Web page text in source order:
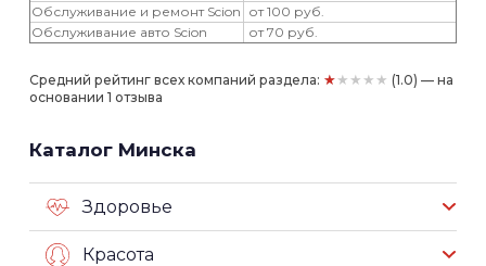
Обслуживание и ремонт Scion от 100 руб.
Обслуживание авто Scion
от 70 руб.
Средний рейтинг всех компаний раздела: ★★★★★ (1.0) — на
основании 1 отзыва
Каталог Минска
Здоровье
Красота